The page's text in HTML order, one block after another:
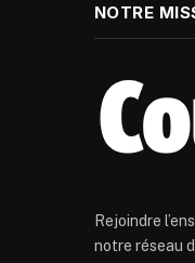
NOTRE
Rejoindre
notre réseau